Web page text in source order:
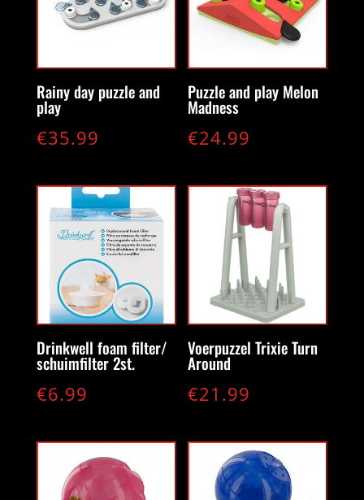
Rainy day puzzle and
play
€35.99
Puzzle and play Melon
Madness
€24.99
Drinkwell foam filter/
schuimfilter 2st.
€6.99
Voerpuzzel Trixie Turn
Around
€21.99